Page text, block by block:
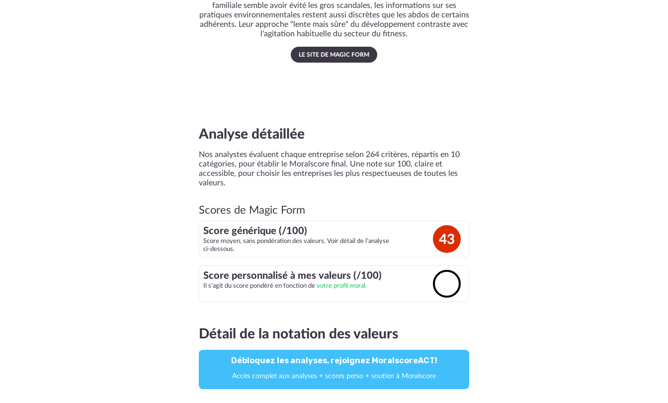
familiale semble avoir évité les gros scandales, les informations sur ses
pratiques environnementales restent aussi discrètes que les abdos de certains
adhérents. Leur approche "lente mais sûre" du développement contraste avec
l'agitation habituelle du secteur du fitness.
LE SITE DE MAGIC FORM
Analyse détaillée
Nos analystes évaluent chaque entreprise selon 264 critères, répartis en 10
catégories, pour établir le Moralscore final. Une note sur 100, claire et
accessible, pour choisir les entreprises les plus respectueuses de toutes les
valeurs.
Scores de Magic Form
Score générique (/100)
Score moyen, sans pondération des valeurs. Voir détail de l’analyse
ci-dessous.
43
Score personnalisé à mes valeurs (/100)
Il s’agit du score pondéré en fonction de votre profil moral.
Détail de la notation des valeurs
Débloquez les analyses, rejoignez MoralscoreACT!
Accès complet aux analyses + scores perso + soutien à Moralscore